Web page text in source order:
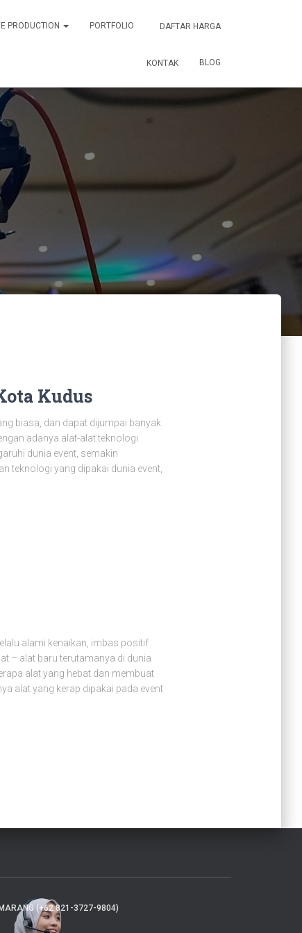
PRODUCTION PORTFOLIO DAFTAR HARGA
KONTAK BLOG
Kudus
biasa, dan dapat dijumpai banyak
adanya alat-alat teknologi
dunia event, semakin
teknologi yang dipakai dunia event,
alami kenaikan, imbas positif
– alat baru terutamanya di dunia
alat yang hebat dan membuat
alat yang kerap dipakai pada event
(+62 821-3727-9804)